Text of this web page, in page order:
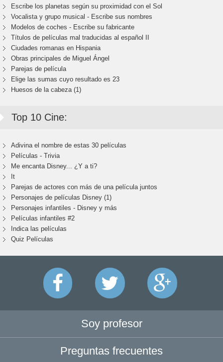
Escribe los planetas según su proximidad con el Sol
Vocalista y grupo musical - Escribe sus nombres
Modelos de coches - Escribe su fabricante
Títulos de películas mal traducidas al español II
Ciudades romanas en Hispania
Obras principales de Miguel Ángel
Parejas de película
Elige las sumas cuyo resultado es 23
Huesos de la cabeza (1)
Top 10 Cine:
Adivina el nombre de estas 30 películas
Películas - Trivia
Me encanta Disney... ¿Y a ti?
It
Parejas de actores con más de una película juntos
Personajes de películas Disney (1)
Personajes infantiles - Disney y más
Películas infantiles #2
Indica las películas
Quiz Películas
Soy profesor
Preguntas frecuentes